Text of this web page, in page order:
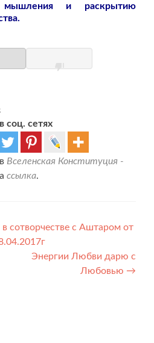
мышления и раскрытию
соц. сетях
Вселенская Конституция -
ссылка.
сотворчестве с Аштаром от
Энергии Любви дарю с
Любовью →